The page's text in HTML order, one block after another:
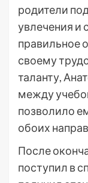
родители
увлечения и
правильное
своему
таланту,
между
позволило
обоих
После
поступил в